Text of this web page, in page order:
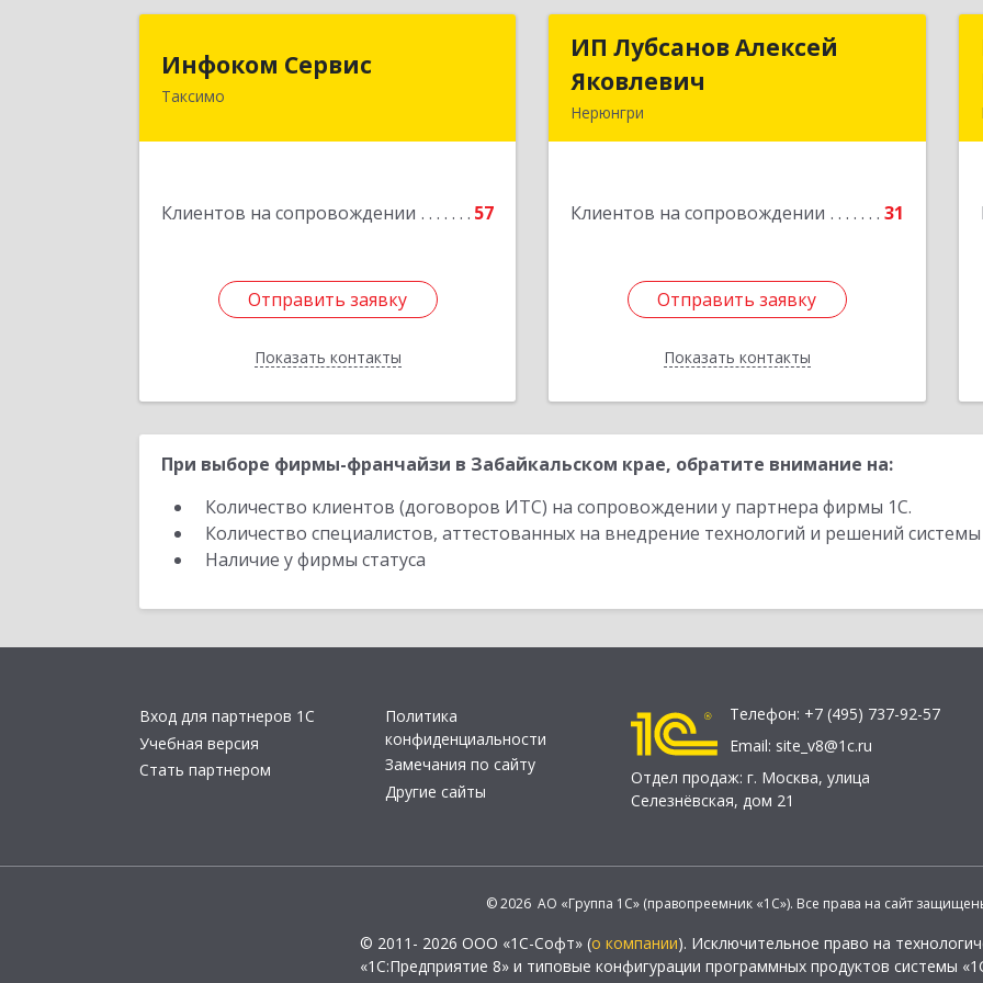
Инфоком Сервис
Таксимо
Клиентов на сопровождении 57
Отправить заявку
Показать контакты
671560, Республика Бурятия, Муйский
Подробнее
Отправить заявку
Назад
ИП Лубсанов Алексей
Яковлевич
Нерюнгри
Клиентов на сопровождении 31
Отправить заявку
Показать контакты
ИП Лубсанов Алексей
Отправить заявку
Назад
При выборе фирмы-франчайзи в Забайкальском крае, обратите внимание на:
Количество клиентов (договоров ИТС) на сопровождении у партнера фирмы 1С.
Количество специалистов, аттестованных на внедрение технологий и решений
Наличие у фирмы статуса
Вход для партнеров 1С
Учебная версия
Стать партнером
Политика
конфиденциальности
Замечания по сайту
Другие сайты
Телефон: +7 (495) 737-92-57
Email: site_v8@1c.ru
Отдел продаж: г. Москва, улица
Селезнёвская, дом 21
© 2026 АО «Группа 1С» (правопреемник «1С»). Все права на сайт
© 2011- 2026 ООО «1С-Софт» (о компании). Исключительное право на
«1С:Предприятие 8» и типовые конфигурации программных продуктов системы